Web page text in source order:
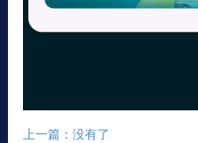
上一篇：没有了